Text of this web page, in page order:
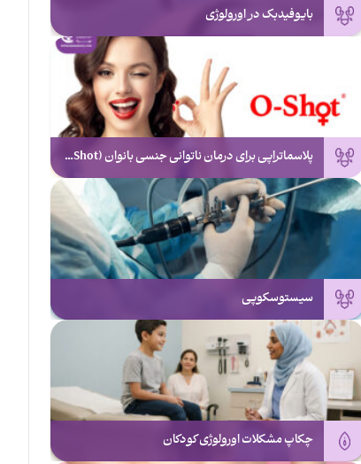
بایوفیدبک در اورولوژی
پلاسماتراپی برای درمان ناتوانی جنسی بانوان (O-Shot)
سیستوسکوپی
چکاپ مشکلات اورولوژی کودکان